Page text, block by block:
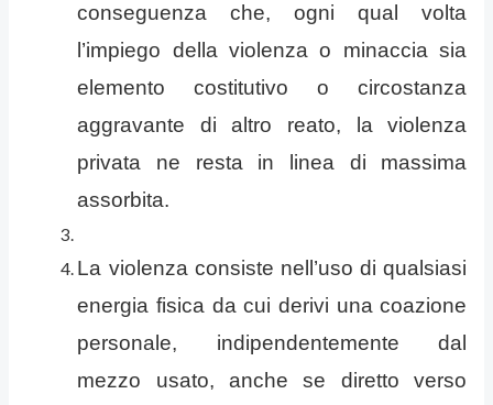
conseguenza che, ogni qual volta
l’impiego della violenza o minaccia sia
elemento costitutivo o circostanza
aggravante di altro reato, la violenza
privata ne resta in linea di massima
assorbita.
La violenza consiste nell’uso di qualsiasi
energia fisica da cui derivi una coazione
personale, indipendentemente dal
mezzo usato, anche se diretto verso